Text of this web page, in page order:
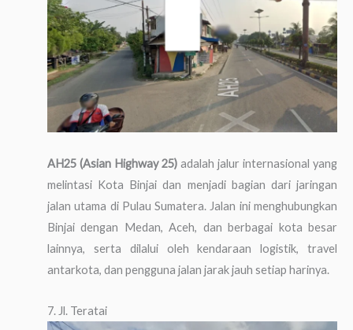
AH25 (Asian Highway 25) adalah jalur internasional yang
melintasi Kota Binjai dan menjadi bagian dari jaringan
jalan utama di Pulau Sumatera. Jalan ini menghubungkan
Binjai dengan Medan, Aceh, dan berbagai kota besar
lainnya, serta dilalui oleh kendaraan logistik, travel
antarkota, dan pengguna jalan jarak jauh setiap harinya.
7. Jl. Teratai